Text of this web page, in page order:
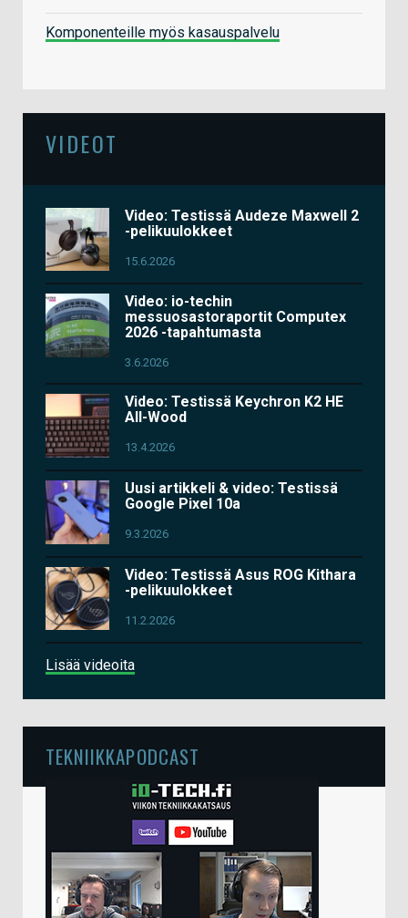
Komponenteille myös kasauspalvelu
VIDEOT
Video: Testissä Audeze Maxwell 2
-pelikuulokkeet
15.6.2026
Video: io-techin
messuosastoraportit Computex
2026 -tapahtumasta
3.6.2026
Video: Testissä Keychron K2 HE
All-Wood
13.4.2026
Uusi artikkeli & video: Testissä
Google Pixel 10a
9.3.2026
Video: Testissä Asus ROG Kithara
-pelikuulokkeet
11.2.2026
Lisää videoita
TEKNIIKKAPODCAST